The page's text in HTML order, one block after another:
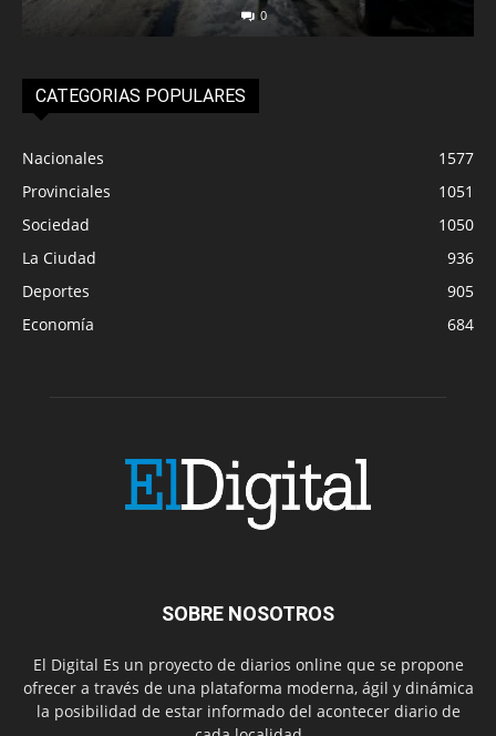
0
CATEGORIAS POPULARES
Nacionales
1577
Provinciales
1051
Sociedad
1050
La Ciudad
936
Deportes
905
Economía
684
SOBRE NOSOTROS
El Digital Es un proyecto de diarios online que se propone
ofrecer a través de una plataforma moderna, ágil y dinámica
la posibilidad de estar informado del acontecer diario de